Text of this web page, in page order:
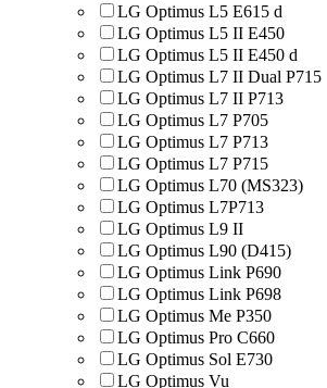
LG Optimus L5 E615 d
LG Optimus L5 II E450
LG Optimus L5 II E450 d
LG Optimus L7 II Dual P715
LG Optimus L7 II P713
LG Optimus L7 P705
LG Optimus L7 P713
LG Optimus L7 P715
LG Optimus L70 (MS323)
LG Optimus L7P713
LG Optimus L9 II
LG Optimus L90 (D415)
LG Optimus Link P690
LG Optimus Link P698
LG Optimus Me P350
LG Optimus Pro C660
LG Optimus Sol E730
LG Optimus Vu